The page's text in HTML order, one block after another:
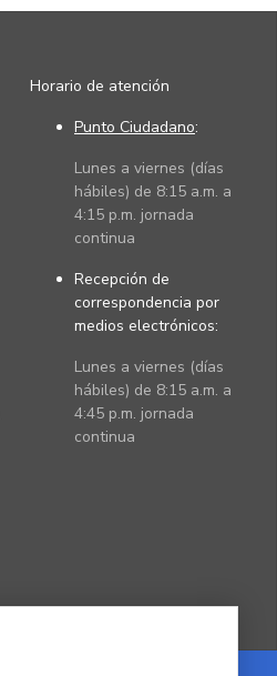
Horario de atención
Punto Ciudadano:
Lunes a viernes (días
hábiles) de 8:15 a.m. a
4:15 p.m. jornada
continua
Recepción de
correspondencia por
medios electrónicos:
Lunes a viernes (días
hábiles) de 8:15 a.m. a
4:45 p.m. jornada
continua